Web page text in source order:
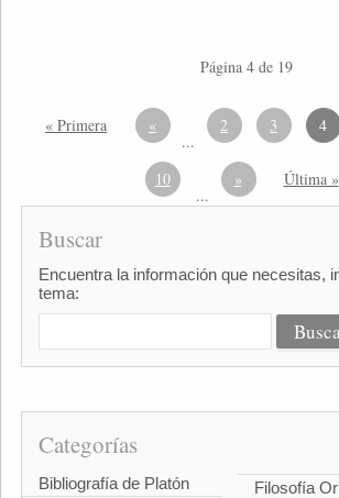
Página 4 de 19
« Primera «
...
2 3 4
10
...
» Última »
Buscar
Encuentra la información que necesitas,
tema:
Categorías
Bibliografía de Platón
Filosofía